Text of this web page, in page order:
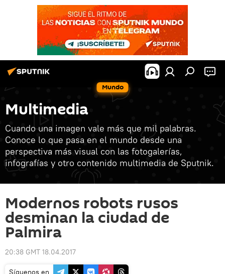
Mundo
Multimedia
Cuando una imagen vale más que mil palabras.
Conoce lo que pasa en el mundo desde una
perspectiva más visual con las fotogalerías,
infografías y otro contenido multimedia de Sputnik.
Modernos robots rusos
desminan la ciudad de
Palmira
20:38 GMT 18.04.2017
Síguenos en